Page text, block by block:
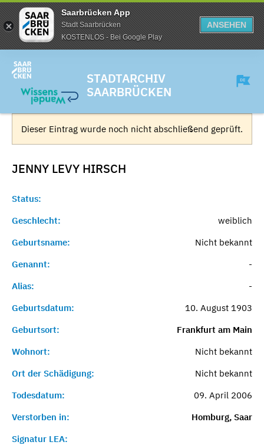
Saarbrücken App
Stadt Saarbrücken
KOSTENLOS - Bei Google Play
ANSEHEN
STADTARCHIV
SAARBRÜCKEN
Dieser Eintrag wurde noch nicht abschließend geprüft.
JENNY LEVY HIRSCH
Status:
Geschlecht:
weiblich
Geburtsname:
Nicht bekannt
Genannt:
-
Alias:
-
Geburtsdatum:
10. August 1903
Geburtsort:
Frankfurt am Main
Wohnort:
Nicht bekannt
Ort der Schädigung:
Nicht bekannt
Todesdatum:
09. April 2006
Verstorben in:
Homburg, Saar
Signatur LEA: